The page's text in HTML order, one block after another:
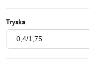
Tryska